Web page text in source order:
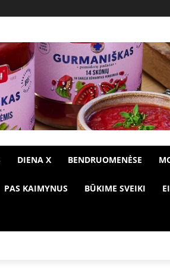
DIENA X BENDRUOMENĖSE
PAS KAIMYNUS BŪKIME SVEIKI